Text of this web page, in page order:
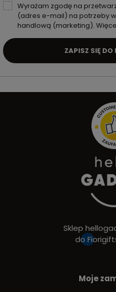
Wyrażam zgodę na
(adres e-mail) na potrzeby
handlową (marketing).
ZAPISZ SIĘ DO
Sklep
do
Moje